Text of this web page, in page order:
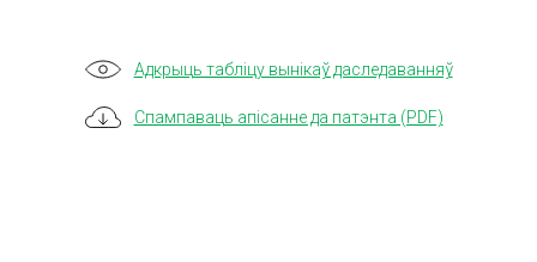
Адкрыць табліцу вынікаў даследаванняў
Спампаваць апісанне да патэнта (PDF)